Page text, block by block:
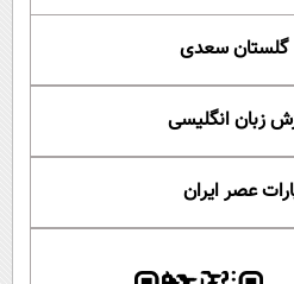
گلستان سعدی
زبان انگلیسی
عصر ایران